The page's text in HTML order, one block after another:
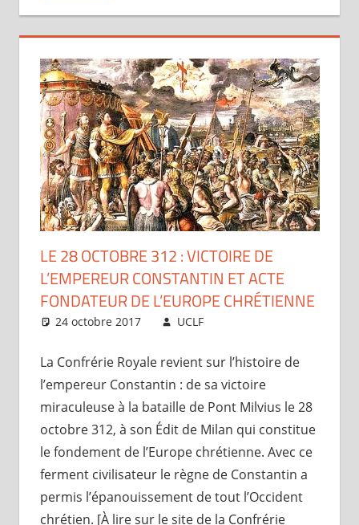
LE 28 OCTOBRE 312 : VICTOIRE DE
L’EMPEREUR CONSTANTIN ET ACTE
FONDATEUR DE L’EUROPE CHRÉTIENNE
24 octobre 2017 UCLF
La Confrérie Royale revient sur l’histoire de
l’empereur Constantin : de sa victoire
miraculeuse à la bataille de Pont Milvius le 28
octobre 312, à son Édit de Milan qui constitue
le fondement de l’Europe chrétienne. Avec ce
ferment civilisateur le règne de Constantin a
permis l’épanouissement de tout l’Occident
chrétien. [À lire sur le site de la Confrérie